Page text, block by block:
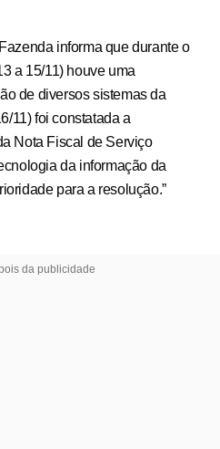
informa que durante o
a 15/11) houve uma
de diversos sistemas da
11) foi constatada a
Nota Fiscal de Serviço
da informação da
para a resolução.”
da publicidade